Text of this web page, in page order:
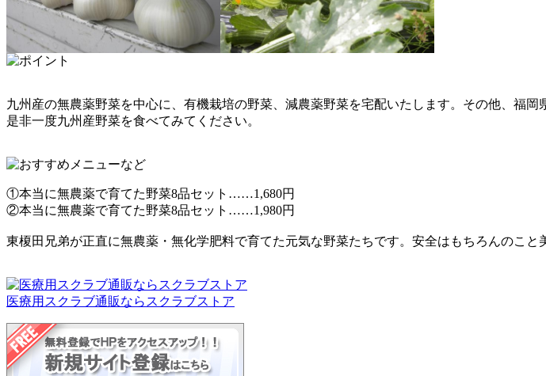
九州産の無農薬野菜を中心に、有機栽培の野菜、減農薬野菜を宅配いたします。その他、福
是非一度九州産野菜を食べてみてください。
①本当に無農薬で育てた野菜8品セット……1,680円
②本当に無農薬で育てた野菜8品セット……1,980円
東榎田兄弟が正直に無農薬・無化学肥料で育てた元気な野菜たちです。安全はもちろんのこ
医療用スクラブ通販ならスクラブストア